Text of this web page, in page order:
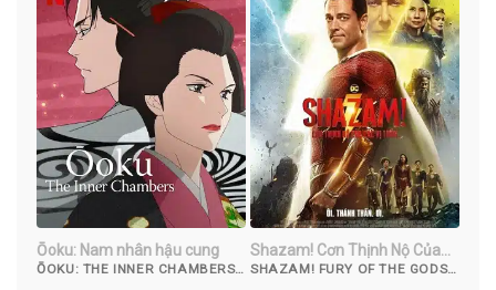
Ōoku: Nam nhân hậu cung
ŌOKU: THE INNER CHAMBERS
Shazam! Cơn Thịnh Nộ Của
Các Vị Thần
SHAZAM! FURY OF THE GODS